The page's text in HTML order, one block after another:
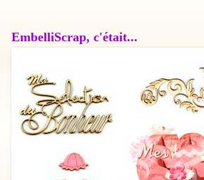
EmbelliScrap, c'était...